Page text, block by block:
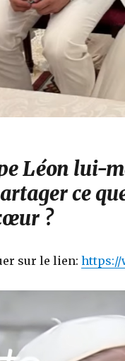
Léon lui-
ce
?
sur le lien: https://